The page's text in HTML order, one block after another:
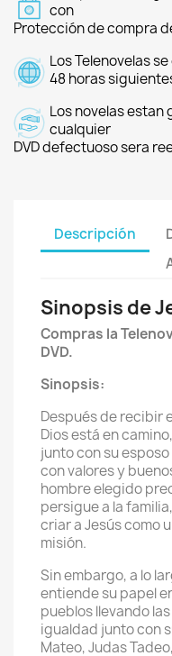
con
Protección de compra
Los Telenovelas
48 horas
Los novelas
cualquier
DVD defectuoso sera
Descripción
Sinopsis de
Compras la
DVD.
Sinopsis:
Después de recibir
Dios está en
junto con su
con valores y
hombre elegido
persigue a la
criar a Jesús como
misión.
Sin embargo, a lo
entiende su papel
pueblos llevando
igualdad junto con
Mateo, Judas